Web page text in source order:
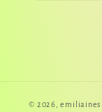
© 2026,emiliaines